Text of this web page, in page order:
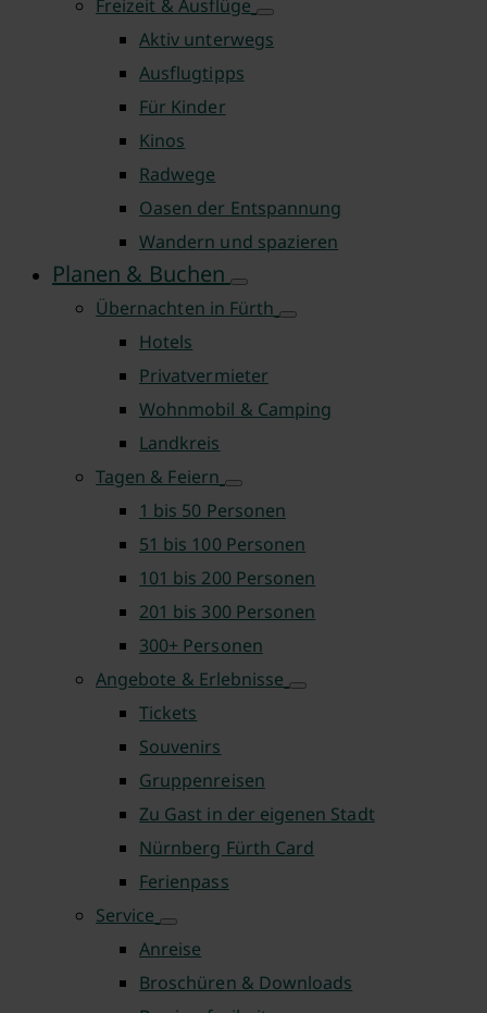
Freizeit & Ausflüge
Aktiv unterwegs
Ausflugtipps
Für Kinder
Kinos
Radwege
Oasen der Entspannung
Wandern und spazieren
Planen & Buchen
Übernachten in Fürth
Hotels
Privatvermieter
Wohnmobil & Camping
Landkreis
Tagen & Feiern
1 bis 50 Personen
51 bis 100 Personen
101 bis 200 Personen
201 bis 300 Personen
300+ Personen
Angebote & Erlebnisse
Tickets
Souvenirs
Gruppenreisen
Zu Gast in der eigenen Stadt
Nürnberg Fürth Card
Ferienpass
Service
Anreise
Broschüren & Downloads